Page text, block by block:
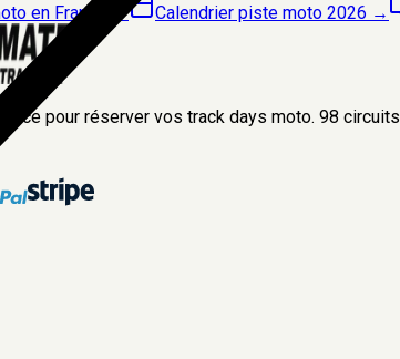
en France
→ Calendrier piste moto 2026 →
pour réserver vos track days moto. 98 circuits